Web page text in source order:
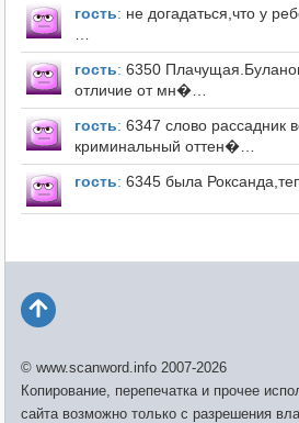
гость: не догадаться,что у
…
гость: 6350
отличие от мн�…
гость: 6347 слово рассадник
криминальный оттен�…
гость: 6345 была
© www.scanword.info 2007-2026
Копирование, перепечатка и прочее
сайта возможно только с разрешения